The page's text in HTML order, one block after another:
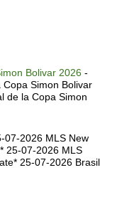
Bolivar 2026 -
Simon Bolivar
de la Copa Simon
07-2026 MLS New
25-07-2026 MLS
25-07-2026 Brasil